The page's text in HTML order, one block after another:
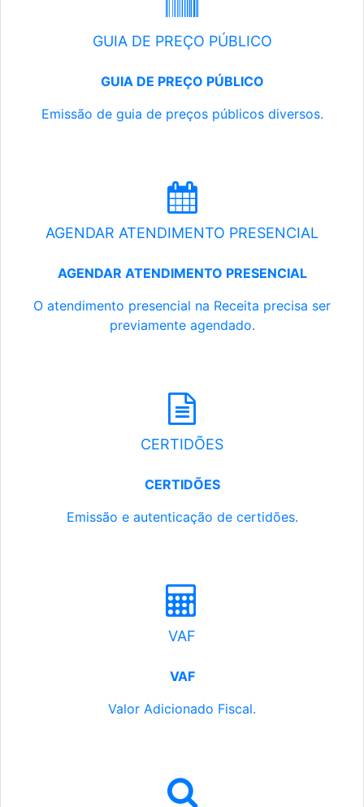
GUIA DE PREÇO PÚBLICO
GUIA DE PREÇO PÚBLICO
Emissão de guia de preços públicos diversos.
AGENDAR ATENDIMENTO PRESENCIAL
AGENDAR ATENDIMENTO PRESENCIAL
O atendimento presencial na Receita precisa ser
previamente agendado.
CERTIDÕES
CERTIDÕES
Emissão e autenticação de certidões.
VAF
VAF
Valor Adicionado Fiscal.